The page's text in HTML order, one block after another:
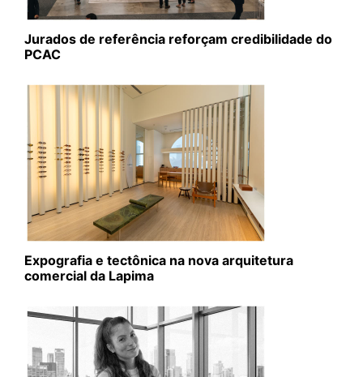
Jurados de referência reforçam credibilidade do
PCAC
Expografia e tectônica na nova arquitetura
comercial da Lapima